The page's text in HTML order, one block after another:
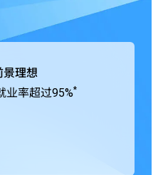
提供工作综合学习（Work-
生得以通过专题研习积极与
握的专业技术及知识可以应
获香港学术及职业资历评
景理想
业率超过95%*